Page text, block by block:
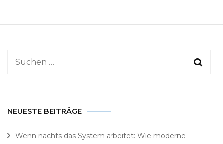
Suchen
NEUESTE BEITRÄGE
Wenn nachts das System arbeitet: Wie moderne